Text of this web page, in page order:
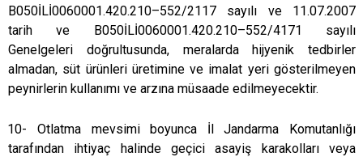
B050İLİ0060001.420.210–552/2117 sayılı ve 11.07.2007
tarih ve B050İLİ0060001.420.210–552/4171 sayılı
Genelgeleri doğrultusunda, meralarda hijyenik tedbirler
almadan, süt ürünleri üretimine ve imalat yeri gösterilmeyen
peynirlerin kullanımı ve arzına müsaade edilmeyecektir.
10- Otlatma mevsimi boyunca İl Jandarma Komutanlığı
tarafından ihtiyaç halinde geçici asayiş karakolları veya